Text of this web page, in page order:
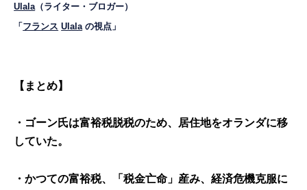
Ulala （ライター・ブロガー）
「 フランス Ulala の視点」
【まとめ】
・ゴーン氏は富裕税脱税のため、居住地をオランダに移
していた。
・かつての富裕税、「税金亡命」産み、経済危機克服に